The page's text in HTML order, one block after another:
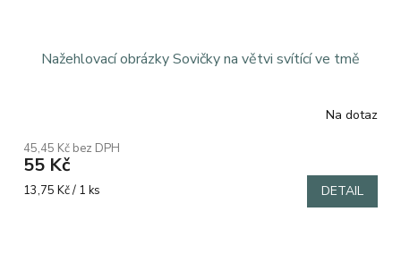
Nažehlovací obrázky Sovičky na větvi svítící ve tmě
Na dotaz
45,45 Kč bez DPH
55 Kč
Měrná
13,75 Kč / 1 ks DETAIL